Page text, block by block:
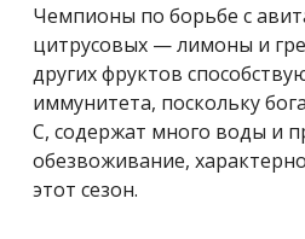
Чемпионы по борьбе с
цитрусовых — лимоны и
других фруктов
иммунитета, поскольку
С, содержат много воды и
обезвоживание,
этот сезон.